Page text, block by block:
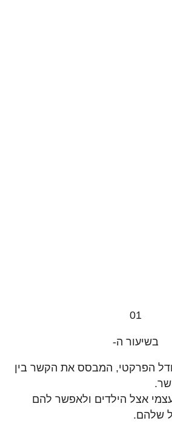
01
בשיעור ה-
הפרקטי, המבסס את הקשר בין
אצל הילדים ולאפשר להם
שלהם.